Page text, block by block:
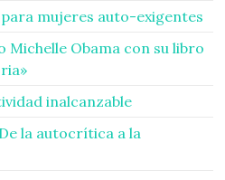
mujeres auto-exigentes
Michelle Obama con su libro
inalcanzable
la autocrítica a la